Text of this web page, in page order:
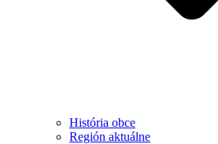
História obce
Región aktuálne